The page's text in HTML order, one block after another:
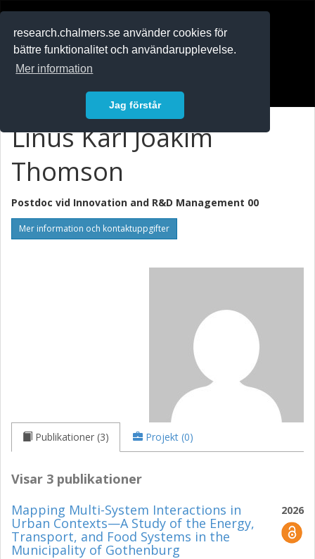
research.chalmers.se använder cookies för
bättre funktionalitet och användarupplevelse.
Mer information
Jag förstår
Linus Karl Joakim
Thomson
Postdoc vid Innovation and R&D Management 00
Mer information och kontaktuppgifter
Publikationer (3) Projekt (0)
Visar 3 publikationer
2026
Mapping Multi-System Interactions in
Urban Contexts—A Study of the Energy,
Transport, and Food Systems in the
Municipality of Gothenburg